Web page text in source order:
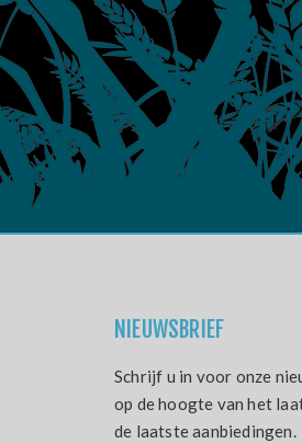
NIEUWSBRIEF
Schrijf u in voor onze
op de hoogte van het
de laatste aanbiedingen.